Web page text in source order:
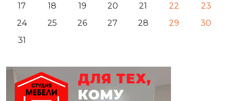
17
18 19 20 21 22
23
24
25 26 27 28 29
30
31